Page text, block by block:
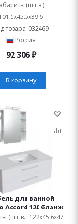
(ш.г.в.):
101.5x45.5x39.6
товара: 032469
Россия
92 306₽
В корзину
для ванной
Accord 120 бланж
(ш.г.в.): 122x45.6x47